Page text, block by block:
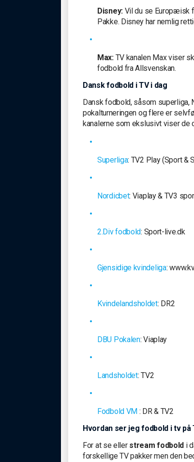
Disney: Vil du se Europæisk
Pakke. Disney har nemlig
Max: TV kanalen Max viser
fodbold fra Allsvenskan.
Dansk fodbold i TV i dag
Dansk fodbold, såsom superliga,
pokalturneringen og flere er
kanalerne som ekslusivt viser de
Superliga: TV2 Play (Sport &
Nordicbet: Viaplay & TV3
2.Div fodbold: Sport-live.dk
Gjensidige kvindeliga:
Kvindelandsholdet: DR2
DBU Pokalen: Viaplay
Landsholdet: TV2
Fodbold VM : DR & TV2
Hvordan ser jeg fodbold i tv på
For at se eller stream fodbold i
forskellige TV pakker men den